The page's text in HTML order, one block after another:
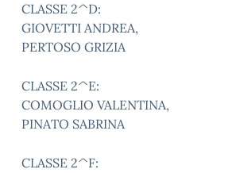
CLASSE 2^D:
GIOVETTI ANDREA,
PERTOSO GRIZIA
CLASSE 2^E:
COMOGLIO VALENTINA,
PINATO SABRINA
CLASSE 2^F: